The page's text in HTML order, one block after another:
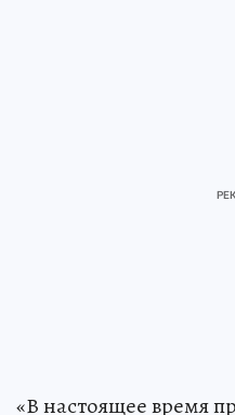
«В настоящее время